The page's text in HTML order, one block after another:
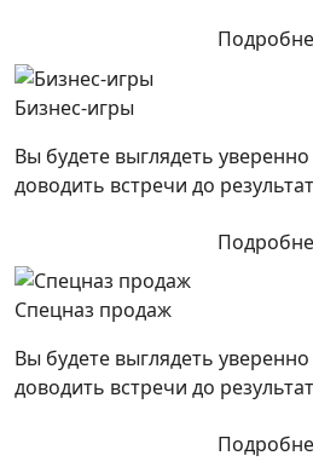
Бизнес-игры
Вы будете выглядеть
доводить встречи до
Спецназ продаж
Вы будете выглядеть
доводить встречи до